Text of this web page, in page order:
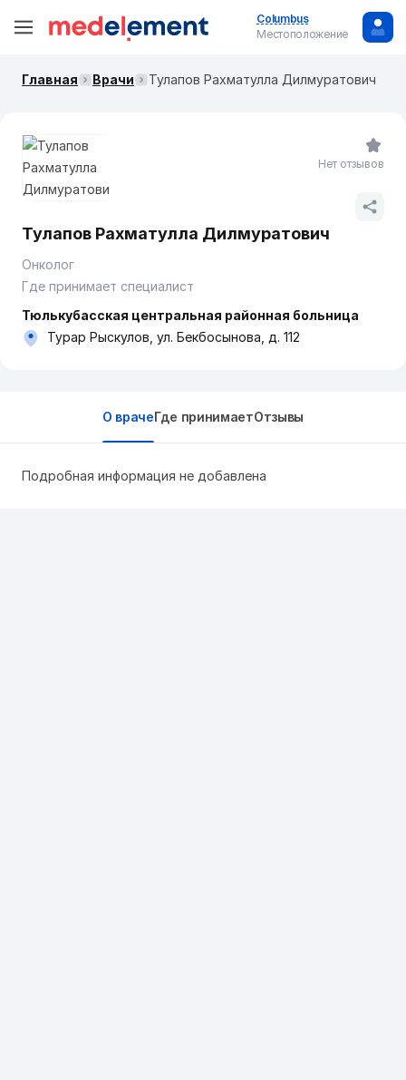
Columbus
Местоположение
Главная Врачи Тулапов Рахматулла Дилмуратович
Тулапов Рахматулла Дилмуратович
Онколог
Где принимает специалист
Тюлькубасская центральная районная больница
Турар Рыскулов, ул. Бекбосынова, д. 112
Нет отзывов
О врачеГде принимаетОтзывы
Подробная информация не добавлена